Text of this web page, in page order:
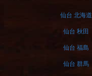
仙台 北海道
仙台 秋田
仙台 福島
仙台 群馬